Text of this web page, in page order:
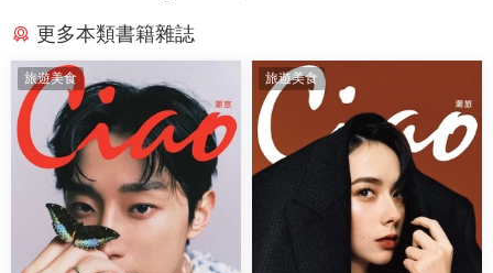
更多本類書籍雜誌
旅遊美食 旅遊美食